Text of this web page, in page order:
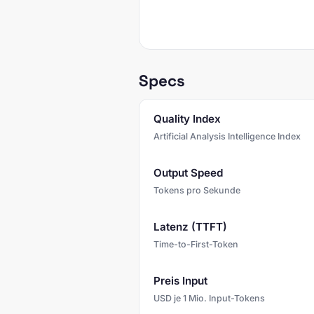
Specs
Quality Index
Artificial Analysis Intelligence Index
Output Speed
Tokens pro Sekunde
Latenz (TTFT)
Time-to-First-Token
Preis Input
USD je 1 Mio. Input-Tokens